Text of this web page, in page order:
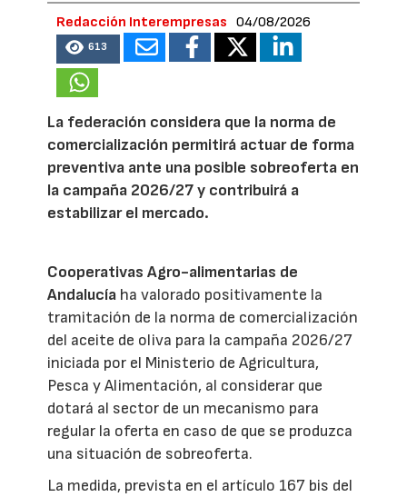
Redacción Interempresas 04/08/2026
613
La federación considera que la norma de
comercialización permitirá actuar de forma
preventiva ante una posible sobreoferta en
la campaña 2026/27 y contribuirá a
estabilizar el mercado.
Cooperativas Agro-alimentarias de
Andalucía ha valorado positivamente la
tramitación de la norma de comercialización
del aceite de oliva para la campaña 2026/27
iniciada por el Ministerio de Agricultura,
Pesca y Alimentación, al considerar que
dotará al sector de un mecanismo para
regular la oferta en caso de que se produzca
una situación de sobreoferta.
La medida, prevista en el artículo 167 bis del